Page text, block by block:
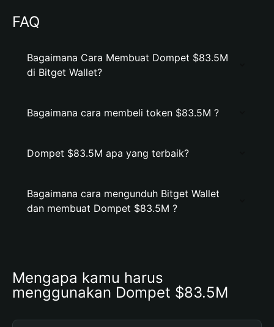
FAQ
Bagaimana Cara Membuat Dompet $83.5M
di Bitget Wallet?
Bagaimana cara membeli token $83.5M ?
Dompet $83.5M apa yang terbaik?
Bagaimana cara mengunduh Bitget Wallet
dan membuat Dompet $83.5M ?
Mengapa kamu harus
menggunakan Dompet $83.5M